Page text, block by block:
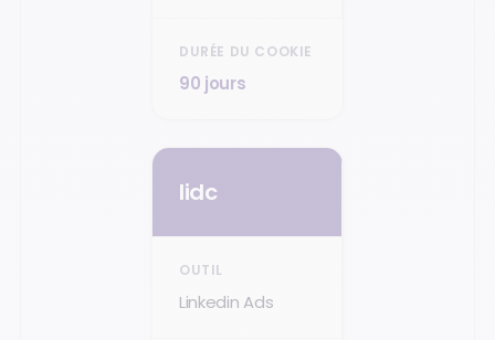
90 jours
lidc
Linkedin Ads